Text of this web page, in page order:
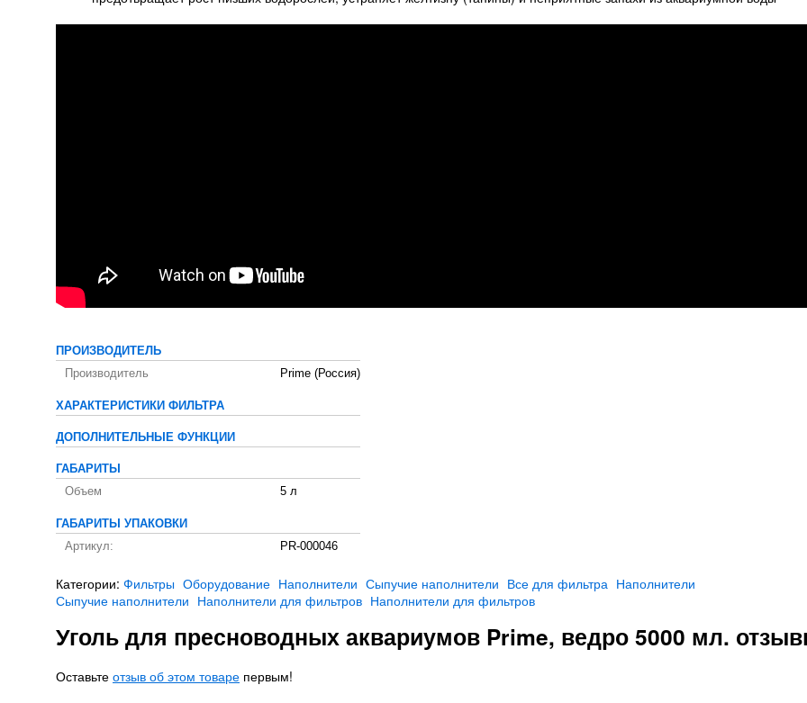
ПРОИЗВОДИТЕЛЬ
Производитель
Prime (Россия)
ХАРАКТЕРИСТИКИ ФИЛЬТРА
ДОПОЛНИТЕЛЬНЫЕ ФУНКЦИИ
ГАБАРИТЫ
Объем
5 л
ГАБАРИТЫ УПАКОВКИ
Артикул:
PR-000046
Категории: Фильтры Оборудование Наполнители Сыпучие наполнители Все для фильтра Наполнители
Сыпучие наполнители Наполнители для фильтров Наполнители для фильтров
Уголь для пресноводных аквариумов Prime, ведро 5000 мл.
Оставьте отзыв об этом товаре первым!